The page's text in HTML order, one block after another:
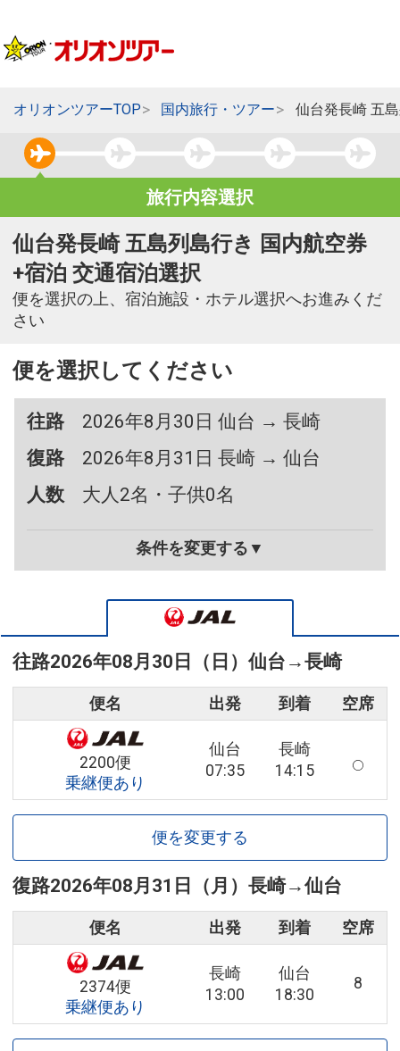
オリオンツアーTOP 国内旅行・ツアー 仙台発長崎 五
旅行内容選択
仙台発長崎 五島列島行き 国内航空券
+宿泊 交通宿泊選択
便を選択の上、宿泊施設・ホテル選択へお進みくだ
さい
便を選択してください
往路
2026年8月30日 仙台 → 長崎
復路
2026年8月31日 長崎 → 仙台
人数
大人2名・子供0名
条件を変更する▼
往路2026年08月30日（日） 仙台 →長崎
便名 出発 到着 空席
2200便
乗継便あり
仙台
07:35
長崎
14:15
便を変更する
復路2026年08月31日（月） 長崎→仙台
便名 出発 到着 空席
2374便
乗継便あり
長崎
13:00
仙台
18:30
8